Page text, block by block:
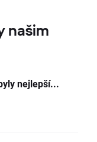
našim
nejlepší...